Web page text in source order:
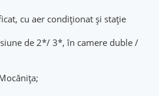
cu aer condiționat și stație
de 2*/ 3*, în camere duble /